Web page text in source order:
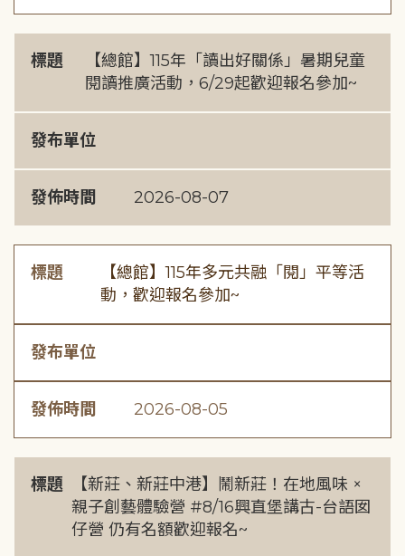
標題
【總館】115年「讀出好關係」暑期兒童
閱讀推廣活動，6/29起歡迎報名參加~
發布單位
發佈時間 2026-08-07
標題
【總館】115年多元共融「閱」平等活
動，歡迎報名參加~
發布單位
發佈時間 2026-08-05
標題
【新莊、新莊中港】鬧新莊！在地風味 ×
親子創藝體驗營 #8/16興直堡講古-台語囡
仔營 仍有名額歡迎報名~